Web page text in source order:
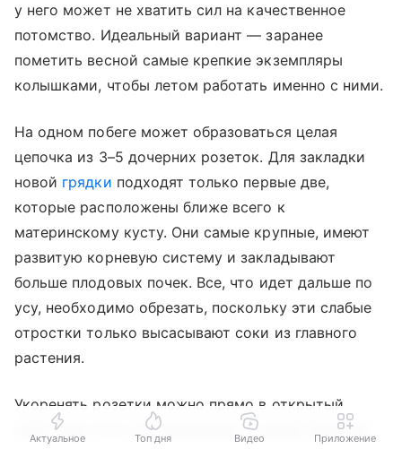
у него может не хватить сил на качественное
потомство. Идеальный вариант — заранее
пометить весной самые крепкие экземпляры
колышками, чтобы летом работать именно с ними.
На одном побеге может образоваться целая
цепочка из 3–5 дочерних розеток. Для закладки
новой грядки подходят только первые две,
которые расположены ближе всего к
материнскому кусту. Они самые крупные, имеют
развитую корневую систему и закладывают
больше плодовых почек. Все, что идет дальше по
усу, необходимо обрезать, поскольку эти слабые
отростки только высасывают соки из главного
растения.
Укоренять розетки можно прямо в открытый
грунт. Для этого их прижимают к земле обычной
Актуальное Топ дня Видео Приложение